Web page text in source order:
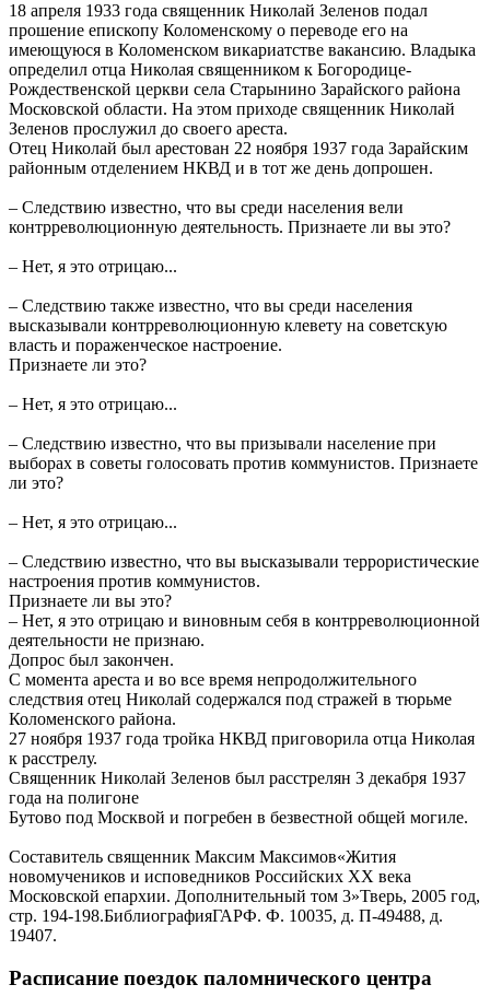
18 апреля 1933 года священник Николай Зеленов подал
прошение епископу Коломенскому о переводе его на
имеющуюся в Коломенском викариатстве вакансию. Владыка
определил отца Николая священником к Богородице-
Рождественской церкви села Старынино Зарайского района
Московской области. На этом приходе священник Николай
Зеленов прослужил до своего ареста.
Отец Николай был арестован 22 ноября 1937 года Зарайским
районным отделением НКВД и в тот же день допрошен.
– Следствию известно, что вы среди населения вели
контрреволюционную деятельность. Признаете ли вы это?
– Нет, я это отрицаю...
– Следствию также известно, что вы среди населения
высказывали контрреволюционную клевету на советскую
власть и пораженческое настроение.
Признаете ли это?
– Нет, я это отрицаю...
– Следствию известно, что вы призывали население при
выборах в советы голосовать против коммунистов. Признаете
ли это?
– Нет, я это отрицаю...
– Следствию известно, что вы высказывали террористические
настроения против коммунистов.
Признаете ли вы это?
– Нет, я это отрицаю и виновным себя в контрреволюционной
деятельности не признаю.
Допрос был закончен.
С момента ареста и во все время непродолжительного
следствия отец Николай содержался под стражей в тюрьме
Коломенского района.
27 ноября 1937 года тройка НКВД приговорила отца Николая
к расстрелу.
Священник Николай Зеленов был расстрелян 3 декабря 1937
года на полигоне
Бутово под Москвой и погребен в безвестной общей могиле.
Составитель священник Максим Максимов«Жития
новомучеников и исповедников Российских ХХ века
Московской епархии. Дополнительный том 3»Тверь, 2005 год,
стр. 194-198.БиблиографияГАРФ. Ф. 10035, д. П-49488, д.
19407.
Расписание поездок паломнического центра